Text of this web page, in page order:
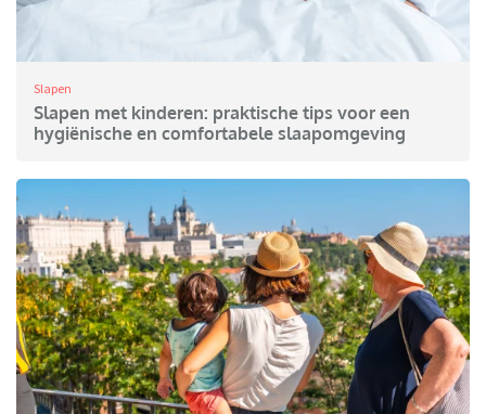
Slapen
Slapen met kinderen: praktische tips voor een
hygiënische en comfortabele slaapomgeving